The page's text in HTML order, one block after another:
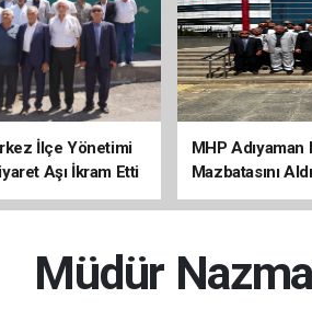
İlçe Yönetimi
Aşı İkram Etti
MHP
Mazbatasını Aldı
Müdür